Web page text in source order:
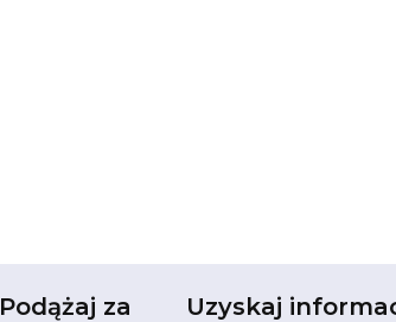
Podążaj za
Uzyskaj